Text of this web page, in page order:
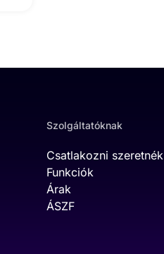
Szolgáltatóknak
Csatlakozni szeretnék
Funkciók
Árak
ÁSZF